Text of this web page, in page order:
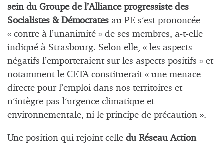
sein du Groupe de l’Alliance progressiste des
Socialistes & Démocrates au PE s’est prononcée
« contre à l’unanimité » de ses membres, a-t-elle
indiqué à Strasbourg. Selon elle, « les aspects
négatifs l’emporteraient sur les aspects positifs » et
notamment le CETA constituerait « une menace
directe pour l’emploi dans nos territoires et
n’intègre pas l’urgence climatique et
environnementale, ni le principe de précaution ».
Une position qui rejoint celle du Réseau Action